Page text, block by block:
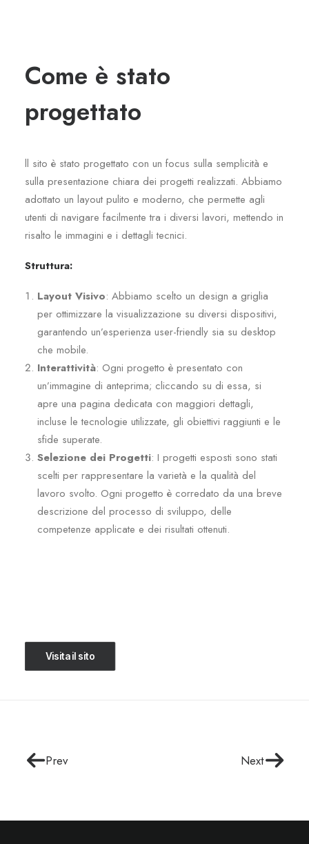
Come è stato
progettato
ll sito è stato progettato con un focus sulla semplicità e
sulla presentazione chiara dei progetti realizzati. Abbiamo
adottato un layout pulito e moderno, che permette agli
utenti di navigare facilmente tra i diversi lavori, mettendo in
risalto le immagini e i dettagli tecnici.
Struttura:
Layout Visivo: Abbiamo scelto un design a griglia
per ottimizzare la visualizzazione su diversi dispositivi,
garantendo un’esperienza user-friendly sia su desktop
che mobile.
Interattività: Ogni progetto è presentato con
un’immagine di anteprima; cliccando su di essa, si
apre una pagina dedicata con maggiori dettagli,
incluse le tecnologie utilizzate, gli obiettivi raggiunti e le
sfide superate.
Selezione dei Progetti: I progetti esposti sono stati
scelti per rappresentare la varietà e la qualità del
lavoro svolto. Ogni progetto è corredato da una breve
descrizione del processo di sviluppo, delle
competenze applicate e dei risultati ottenuti.
Visita il sito
Prev Next